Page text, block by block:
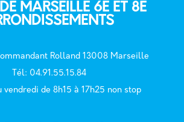
ROUET
Famille - 13008
MARSEILLE 6E ET 8E
Rolland 13008 Marseille
él: 04.91.55.15.84
vendredi de 8h15 à 17h25 non stop